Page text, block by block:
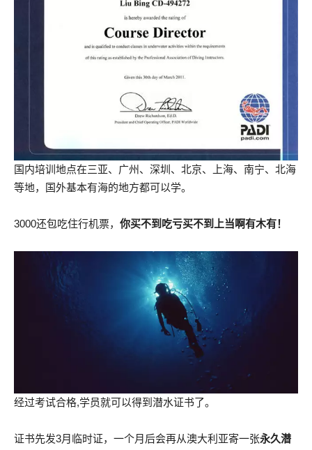
国内培训地点在三亚、广州、深圳、北京、上海、南宁、北海
等地，国外基本有海的地方都可以学。
3000还包吃住行机票， 你买不到吃亏买不到上当啊有木有！
经过考试合格,学员就可以得到潜水证书了。
证书先发3月临时证，一个月后会再从澳大利亚寄一张永久潜